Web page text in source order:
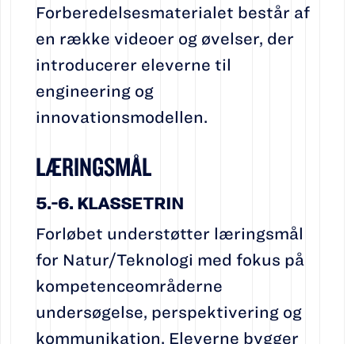
Forberedelsesmaterialet består af
en række videoer og øvelser, der
introducerer eleverne til
engineering og
innovationsmodellen.
LÆRINGSMÅL
5.-6. KLASSETRIN
Forløbet understøtter læringsmål
for Natur/Teknologi med fokus på
kompetenceområderne
undersøgelse, perspektivering og
kommunikation. Eleverne bygger